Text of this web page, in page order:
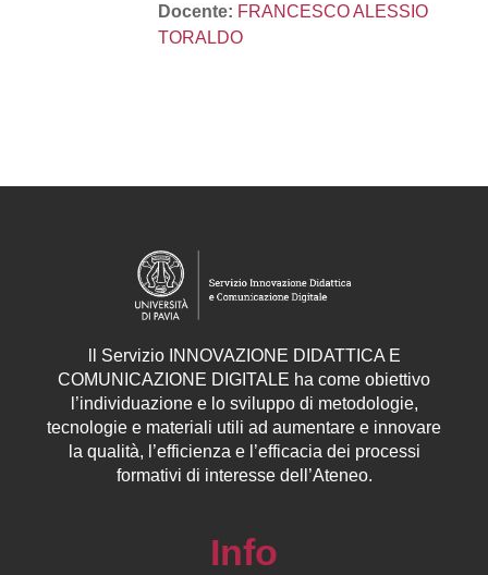
Docente: FRANCESCO ALESSIO
TORALDO
Servizio INNOVAZIONE DIDATTICA E
COMUNICAZIONE DIGITALE ha come obiettivo
l’individuazione e lo sviluppo di metodologie,
tecnologie e materiali utili ad aumentare e innovare
la qualità, l’efficienza e l’efficacia dei processi
formativi di interesse dell’Ateneo.
Info